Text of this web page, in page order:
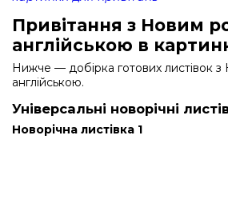
Привітання з Новим
англійською в
Нижче — добірка готових листівок
англійською.
Універсальні новорічні
Новорічна листівка 1